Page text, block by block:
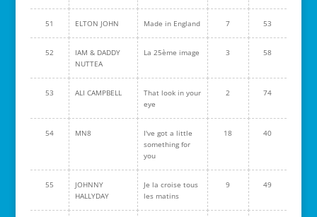
51 ELTON JOHN Made in England 7 53
52
IAM & DADDY
NUTTEA
La 25ème image 3 58
53 ALI CAMPBELL
That look in your
eye
2 74
54 MN8
I've got a little
something for
you
18 40
55
JOHNNY
HALLYDAY
Je la croise tous
les matins
9 49